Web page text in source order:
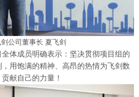
公司董事长 夏飞剑
体成员明确表示：坚决贯彻项目组的
用饱满的精神、高昂的热情为飞剑数
献自己的力量！